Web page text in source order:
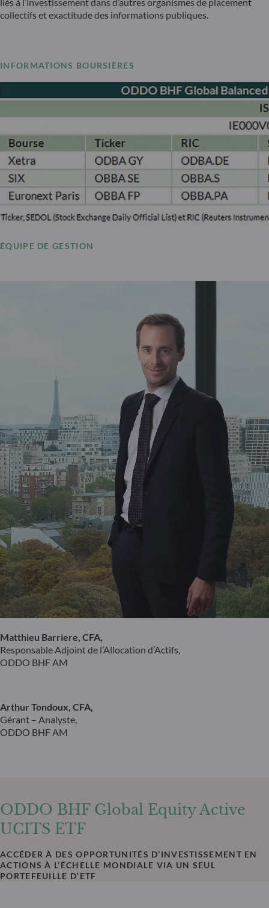
collectifs et exactitude des informations publiques.
INFORMATIONS BOURSIÈRES
ÉQUIPE DE GESTION
Matthieu Barriere, CFA,
Responsable Adjoint de l’Allocation d’Actifs,
ODDO BHF AM
Arthur Tondoux, CFA,
Gérant – Analyste,
ODDO BHF AM
ODDO BHF Global Equity Active
UCITS ETF
ACCÉDER À DES OPPORTUNITÉS D’INVESTISSEMENT EN
ACTIONS À L’ÉCHELLE MONDIALE VIA UN SEUL
PORTEFEUILLE D’ETF